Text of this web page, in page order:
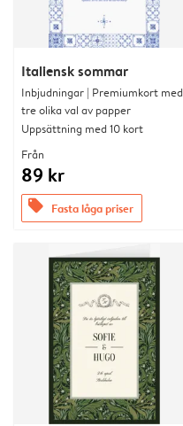
Italiensk sommar
Inbjudningar | Premiumkort med
tre olika val av papper
Uppsättning med 10 kort
Från
89 kr
offers Fasta låga priser